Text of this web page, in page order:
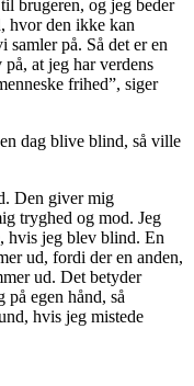
brugeren, og jeg beder
hvor den ikke kan
samler på. Så det er en
at jeg har verdens
frihed”, siger
dag blive blind, så ville
Den giver mig
tryghed og mod. Jeg
hvis jeg blev blind. En
ud, fordi der en anden,
ud. Det betyder
egen hånd, så
hvis jeg mistede